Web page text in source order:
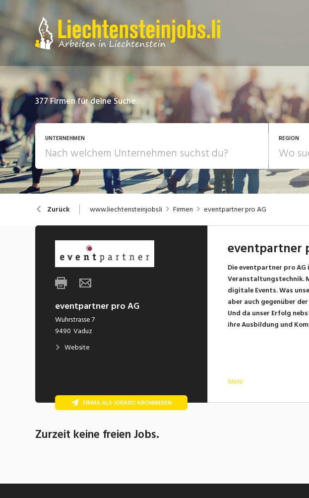
377Firmen für deine Suche.
UNTERNEHMEN REGION
Zurück www.liechtensteinjobs.li Firmen eventpartner pro AG
eventpartner pro AG
Wuhrstrasse 7
9490 Vaduz
Website
FIRMA ALS JOBABO ABONNIEREN
eventpartner
Die eventpartner pro AG
Veranstaltungstechnik.
digitale Events. Was
aber auch gegenüber
Und da unser Erfolg
ihre Ausbildung und
Mehr
Zurzeit keine freien Jobs.